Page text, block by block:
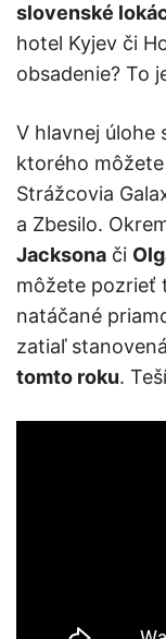
slovenské
hotel Kyjev či
obsadenie? To
V hlavnej úlohe
ktorého
Strážcovia
a Zbesilo.
Jacksona či
môžete pozrieť
natáčané
zatiaľ
tomto roku.